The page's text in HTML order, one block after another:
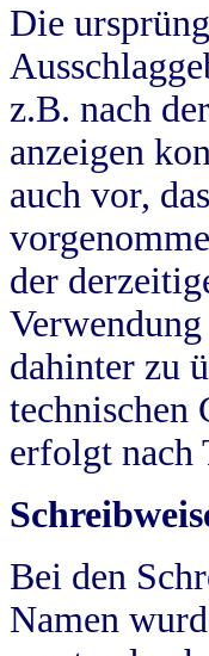
Die
z.B. nach
anzeigen
auch vor,
der
dahinter zu
technischen
erfolgt nach
Bei den
Namen